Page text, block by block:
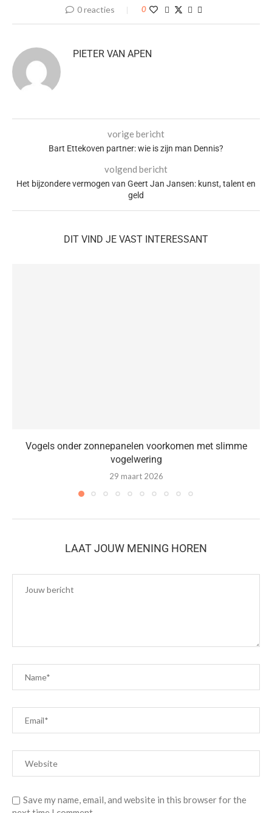
0 reacties 0
PIETER VAN APEN
vorige bericht
Bart Ettekoven partner: wie is zijn man Dennis?
volgend bericht
Het bijzondere vermogen van Geert Jan Jansen: kunst, talent en
geld
DIT VIND JE VAST INTERESSANT
Vogels onder zonnepanelen voorkomen met slimme
vogelwering
29 maart 2026
LAAT JOUW MENING HOREN
Save my name, email, and website in this browser for the